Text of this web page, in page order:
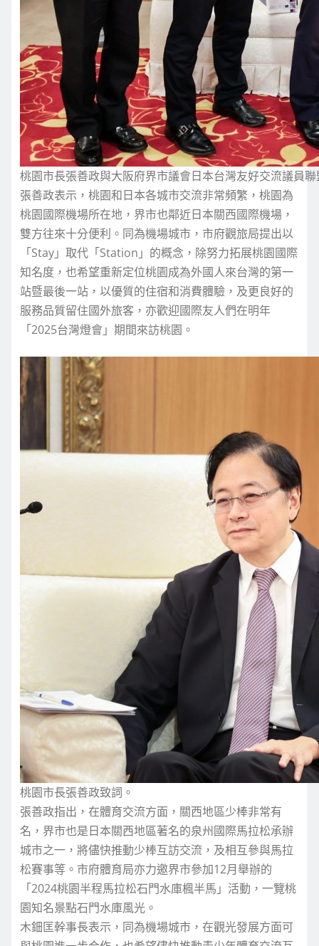
桃園市長張善政與大阪府界市議會日本台灣友好交流議員
張善政表示，桃園和日本各城市交流非常頻繁，桃園為
桃園國際機場所在地，界市也鄰近日本關西國際機場，
雙方往來十分便利。同為機場城市，市府觀旅局提出以
「Stay」取代「Station」的概念，除努力拓展桃園國際
知名度，也希望重新定位桃園成為外國人來台灣的第一
站暨最後一站，以優質的住宿和消費體驗，及更良好的
服務品質留住國外旅客，亦歡迎國際友人們在明年
「2025台灣燈會」期間來訪桃園。
桃園市長張善政致詞。
張善政指出，在體育交流方面，關西地區少棒非常有
名，界市也是日本關西地區著名的泉州國際馬拉松承辦
城市之一，將儘快推動少棒互訪交流，及相互參與馬拉
松賽事等。市府體育局亦力邀界市參加12月舉辦的
「2024桃園半程馬拉松石門水庫楓半馬」活動，一覽桃
園知名景點石門水庫風光。
木鈿匡幹事長表示，同為機場城市，在觀光發展方面可